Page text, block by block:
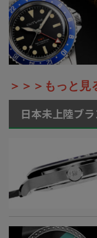
＞＞＞もっと見
日本未上陸ブ